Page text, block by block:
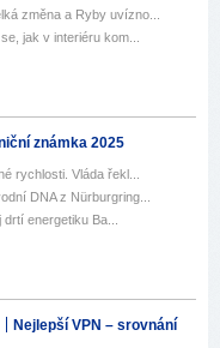
změna a Ryby uvízno...
jak v interiéru kom...
známka 2025
rychlosti. Vláda řekl...
DNA z Nürburgring...
energetiku Ba...
Nejlepší VPN – srovnání